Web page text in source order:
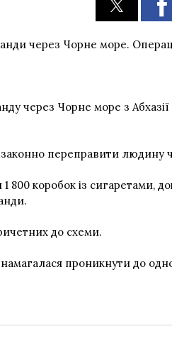
через Чорне море.
через Чорне море з
переправити
1 800 коробок із
до схеми.
проникнути до